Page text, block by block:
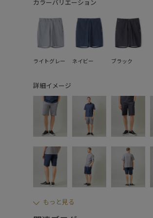
カラーバリエーション
ライトグレー ネイビー ブラック
詳細イメージ
もっと見る